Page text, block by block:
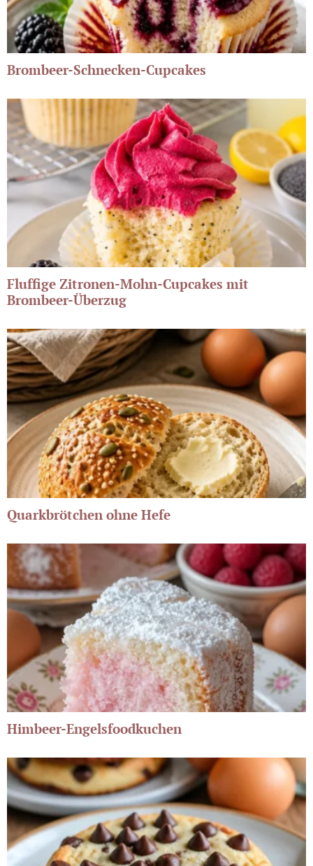
Brombeer-Schnecken-Cupcakes
Fluffige Zitronen-Mohn-Cupcakes mit
Brombeer-Überzug
Quarkbrötchen ohne Hefe
Himbeer-Engelsfoodkuchen